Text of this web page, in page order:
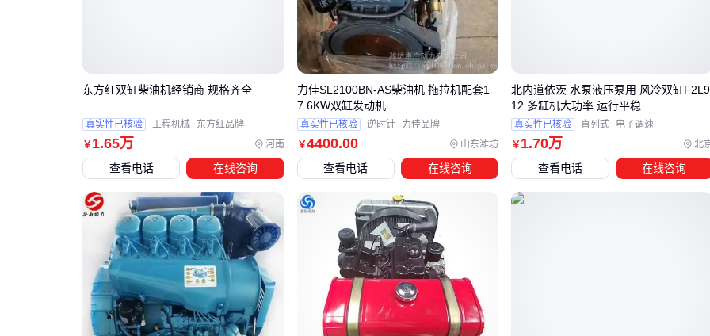
船舶辅助动力：必须配备防腐涂层和海水泵，普通
柴油机
无法直接替换
关键结论：选错应用场景会导致设备寿命缩短40%以上 ⚠️
四、买了双缸柴油机，这些配件你准备好了吗
采购主机只是开始，这些配套件直接影响使用体验：
传动系统：柴油机皮带
的耐油性决定更换频率，农用场景
建议选加厚型
冷却维护：寒区作业必须换用-35℃冰点的
普通防冻液会结冰
电力支持：电启动机型要匹配大容量
动电流需达标
关键结论：配套件的品质差距会在三个月后开始显现性能分化
￥1.65万 河南
东方红双缸柴油机经销商 规格齐全
真实性已核验 工程机械 东方红品牌
查看电话 在线咨询
￥4400.00 山东潍坊
力佳SL2100BN-AS柴油机 拖拉机配套1
7.6KW双缸发动机
真实性已核验 逆时针 力佳品牌
查看电话 在线咨询
￥1.70万 北
北内道依茨 水泵液压泵用 风冷双缸F2L9
12 多缸机大功率 运行平稳
真实性已核验 直列式 电子调速
查看电话 在线咨询